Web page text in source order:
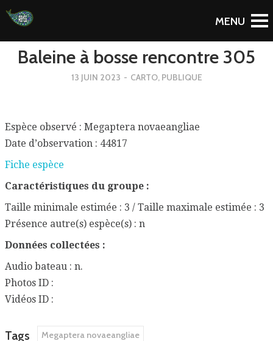
To Blog
Baleine à bosse rencontre 305
13 JUIN 2023 - CARTO, PUBLIQUE
Espèce observé : Megaptera novaeangliae
Date d’observation : 44817
Fiche espèce
Caractéristiques du groupe :
Taille minimale estimée : 3 / Taille maximale estimée : 3
Présence autre(s) espèce(s) : n
Données collectées :
Audio bateau : n.
Photos ID :
Vidéos ID :
Tags Megaptera novaeangliae